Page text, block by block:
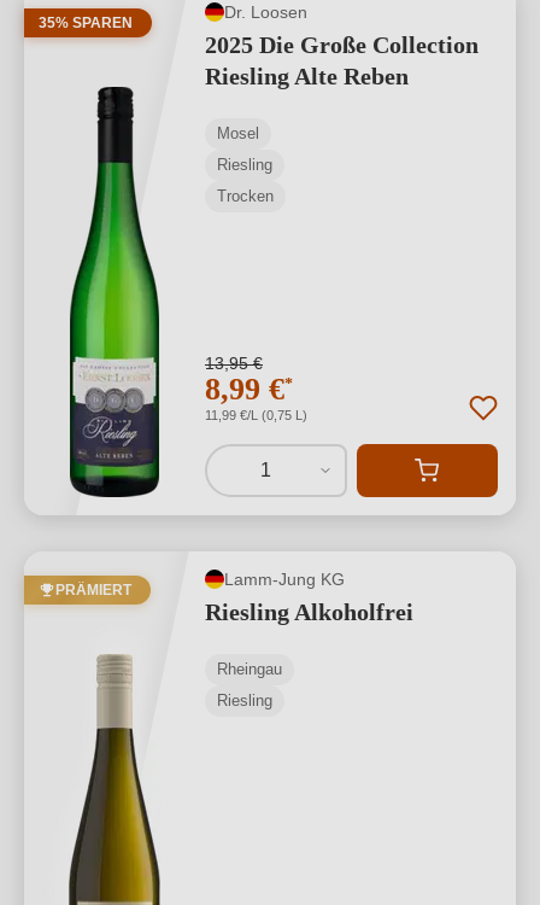
35% SPAREN
Dr. Loosen
2025 Die Große Collection
Riesling Alte Reben
Mosel
Riesling
Trocken
13,95 €
8,99 €*
11,99 €/L (0,75 L)
1
PRÄMIERT
Lamm-Jung KG
Riesling Alkoholfrei
Rheingau
Riesling